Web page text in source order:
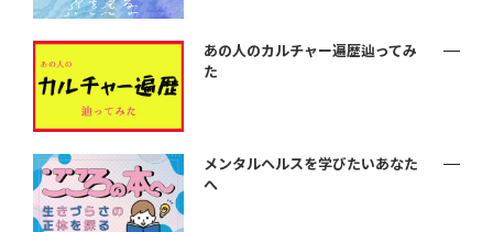
あの人のカルチャー遍歴辿ってみ
た
メンタルヘルスを学びたいあなた
へ